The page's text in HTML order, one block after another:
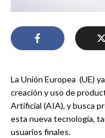
La Unión Europea (UE)
creación y uso de
Artificial (AIA), y busca
esta nueva tecnología,
usuarios finales.